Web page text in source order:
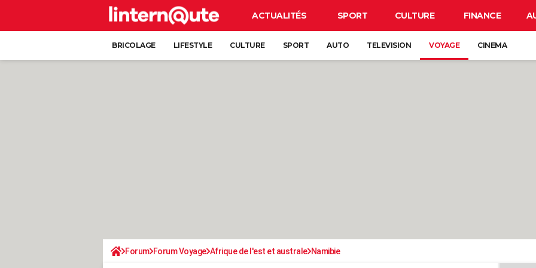
ACTUALITÉS SPORT CULTURE FINANCE
BRICOLAGE LIFESTYLE CULTURE SPORT AUTO TELEVISION VOYAGE CINEMA
Forum Forum Voyage Afrique de l'est et australe Namibie